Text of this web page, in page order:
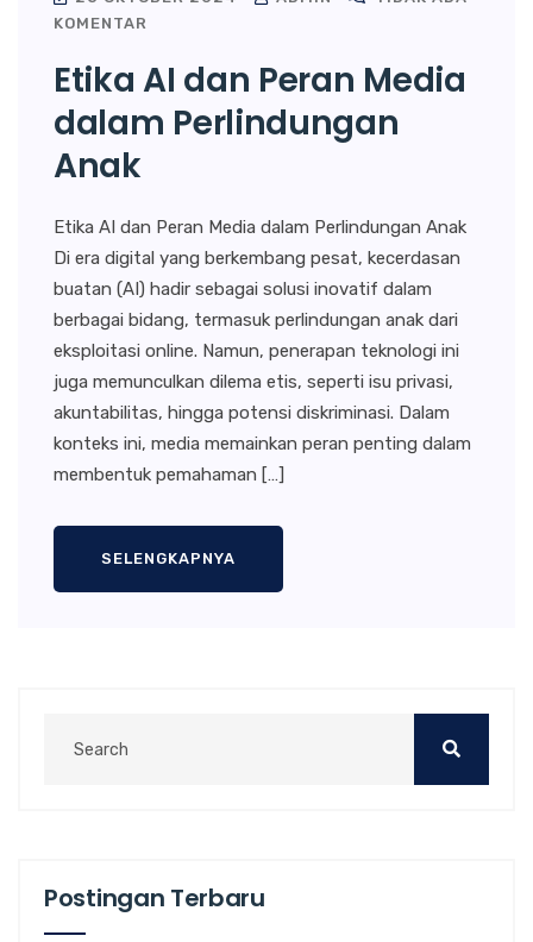
KOMENTAR
Etika AI dan Peran Media
dalam Perlindungan
Anak
Etika AI dan Peran Media dalam Perlindungan Anak
Di era digital yang berkembang pesat, kecerdasan
buatan (AI) hadir sebagai solusi inovatif dalam
berbagai bidang, termasuk perlindungan anak dari
eksploitasi online. Namun, penerapan teknologi ini
juga memunculkan dilema etis, seperti isu privasi,
akuntabilitas, hingga potensi diskriminasi. Dalam
konteks ini, media memainkan peran penting dalam
membentuk pemahaman […]
SELENGKAPNYA
Postingan Terbaru